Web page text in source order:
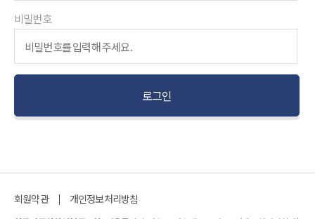
비밀번호
회원약관 개인정보처리방침